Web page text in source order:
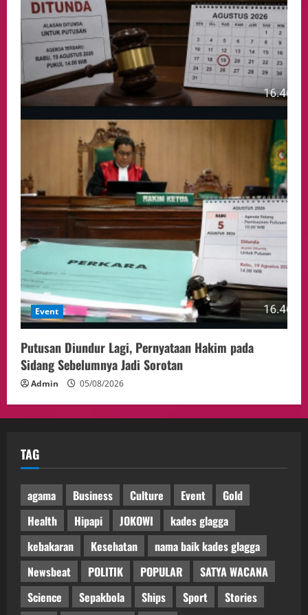
Event
Putusan Diundur Lagi, Pernyataan Hakim pada
Sidang Sebelumnya Jadi Sorotan
Admin 05/08/2026
TAG
agama Business Culture Event
Gold
Health
Hipapi JOKOWI
kades glagga
kebakaran
Kesehatan
nama baik kades glagga
Newsbeat
POLITIK POPULAR
SATYA WACANA
Science
Sepakbola Ships Sport
Stories